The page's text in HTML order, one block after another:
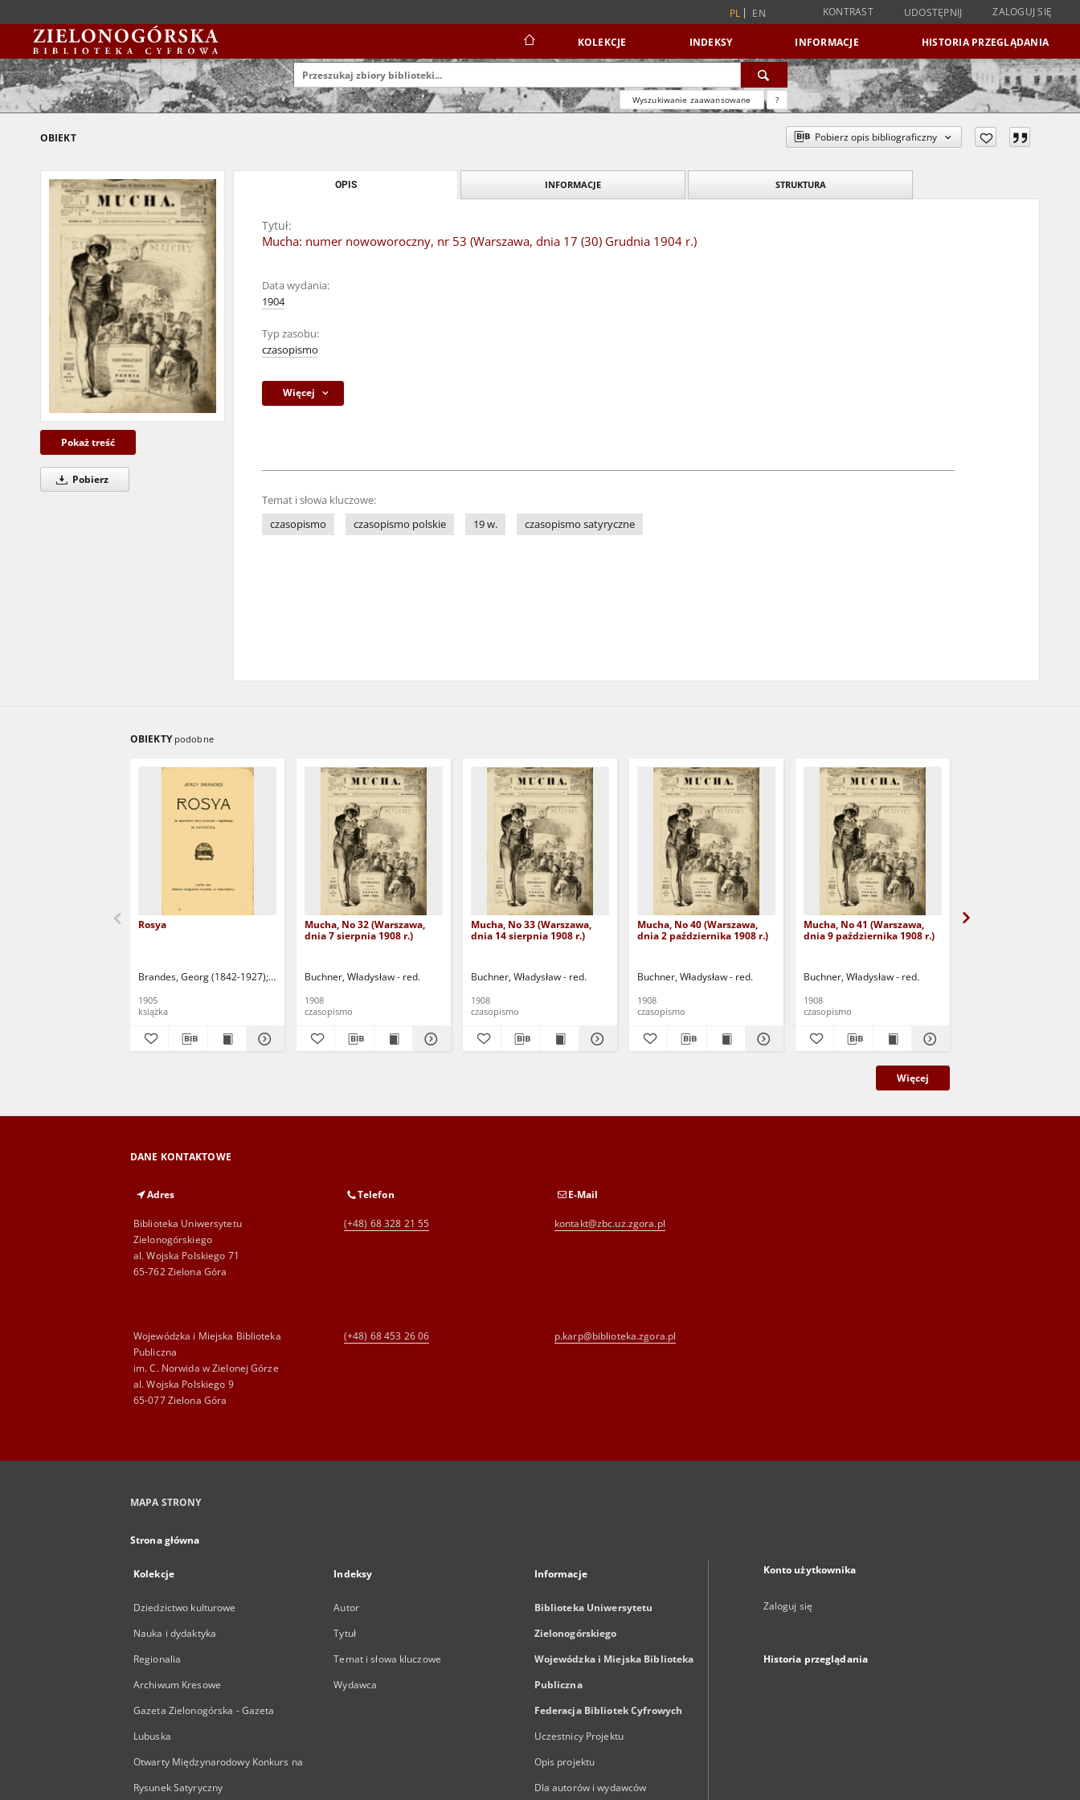
PL EN KONTRAST UDOSTĘPNIJ ZALOGUJ SIĘ
KOLEKCJE INDEKSY INFORMACJE HISTORIA PRZEGLĄDANIA
Wyszukiwanie zaawansowane ?
OBIEKT Pobierz opis bibliograficzny
Pokaż treść
Pobierz
OPIS INFORMACJE STRUKTURA
Tytuł:
Mucha: numer nowoworoczny, nr 53 (Warszawa, dnia 17 (30) Grudnia 1904 r.)
Data wydania:
1904
Typ zasobu:
czasopismo
Więcej
Temat i słowa kluczowe:
czasopismo
czasopismo polskie 19 w. czasopismo satyryczne
OBIEKTY podobne
Rosya
Brandes, Georg (1842-1927) Sarnecka, M. - tł.
1905
książka
Mucha, No 32 (Warszawa,
dnia 7 sierpnia 1908 r.)
Buchner, Władysław - red.
1908
czasopismo
Mucha, No 33 (Warszawa,
dnia 14 sierpnia 1908 r.)
Buchner, Władysław - red.
1908
czasopismo
Mucha, No 40 (Warszawa,
dnia 2 października 1908 r.)
Buchner, Władysław - red.
1908
czasopismo
Mucha, No 41 (Warszawa,
dnia 9 października 1908 r.)
Buchner, Władysław - red.
1908
czasopismo
Więcej
DANE KONTAKTOWE
Adres
Biblioteka Uniwersytetu
Zielonogórskiego
al. Wojska Polskiego 71
65-762 Zielona Góra
Telefon
(+48) 68 328 21 55
E-Mail
kontakt@zbc.uz.zgora.pl
Wojewódzka i Miejska Biblioteka
Publiczna
im. C. Norwida w Zielonej Górze
al. Wojska Polskiego 9
65-077 Zielona Góra
(+48) 68 453 26 06 p.karp@biblioteka.zgora.pl
MAPA STRONY
Strona główna
Kolekcje
Dziedzictwo kulturowe
Nauka i dydaktyka
Regionalia
Archiwum Kresowe
Gazeta Zielonogórska - Gazeta
Lubuska
Otwarty Międzynarodowy Konkurs na
Rysunek Satyryczny
Indeksy
Autor
Tytuł
Temat i słowa kluczowe
Wydawca
Informacje
Biblioteka Uniwersytetu
Zielonogórskiego
Wojewódzka i Miejska Biblioteka
Publiczna
Federacja Bibliotek Cyfrowych
Uczestnicy Projektu
Opis projektu
Dla autorów i wydawców
Konto użytkownika
Zaloguj się
Historia przeglądania